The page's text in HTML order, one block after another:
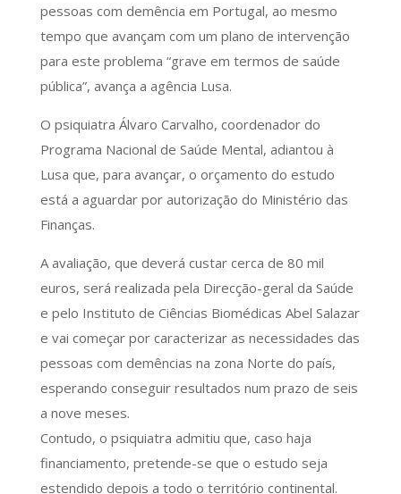
pessoas com demência em Portugal, ao mesmo
tempo que avançam com um plano de intervenção
para este problema “grave em termos de saúde
pública”, avança a agência Lusa.
O psiquiatra Álvaro Carvalho, coordenador do
Programa Nacional de Saúde Mental, adiantou à
Lusa que, para avançar, o orçamento do estudo
está a aguardar por autorização do Ministério das
Finanças.
A avaliação, que deverá custar cerca de 80 mil
euros, será realizada pela Direcção-geral da Saúde
e pelo Instituto de Ciências Biomédicas Abel Salazar
e vai começar por caracterizar as necessidades das
pessoas com demências na zona Norte do país,
esperando conseguir resultados num prazo de seis
a nove meses.
Contudo, o psiquiatra admitiu que, caso haja
financiamento, pretende-se que o estudo seja
estendido depois a todo o território continental.